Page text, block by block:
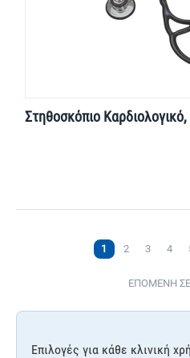
Στηθοσκόπιο
1 2 3 4
ΕΠΟΜΕΝΗ
Επιλογές για κάθε κλινική